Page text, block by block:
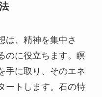
は、精神を集中さ
のに役立ちます。瞑
手に取り、そのエネ
ートします。石の特